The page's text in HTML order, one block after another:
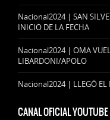
Nacional2024 | SAN
INICIO DE LA FECHA
Nacional2024 | OMA
LIBARDONI/APOLO
Nacional2024 | LLEGÓ EL
CANAL OFICIAL